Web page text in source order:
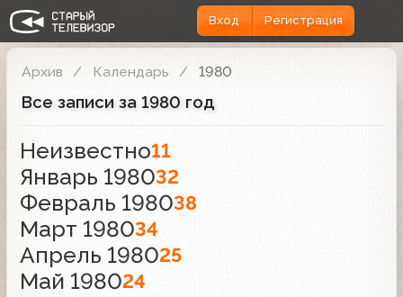
Вход Регистрация
Архив Календарь 1980
Все записи за 1980 год
Неизвестно11
Январь 198032
Февраль 198038
Март 198034
Апрель 198025
Май 198024